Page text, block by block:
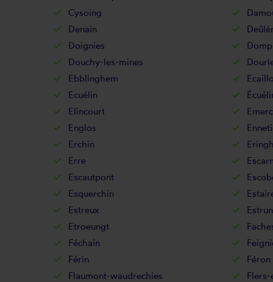
Cysoing
Denain
Doignies
Douchy-les-mines
Ebblinghem
Ecuélin
Elincourt
Englos
Erchin
Erre
Escautpont
Esquerchin
Estreux
Estrun
Etroeungt
Féchain
Férin
Féron
Flaumont-waudrechies
Flers-